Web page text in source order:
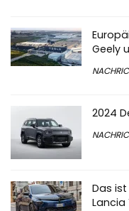
Geely
2024
Das
Lancia